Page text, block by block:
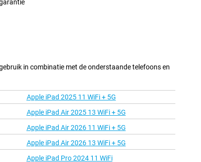
in combinatie met de onderstaande telefoons en
Apple iPad 2025 11 WiFi + 5G
Apple iPad Air 2025 13 WiFi + 5G
Apple iPad Air 2026 11 WiFi + 5G
Apple iPad Air 2026 13 WiFi + 5G
Apple iPad Pro 2024 11 WiFi